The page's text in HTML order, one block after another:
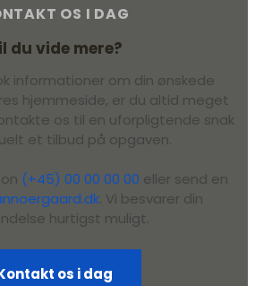
OS I DAG
du vide mere?
informationer om din ønskede
hjemmeside, er du altid meget
os til en uforpligtende snak
et tilbud på opgaven.
(+45) 00 00 00 00 eller send en
. Vi besvarer din
hurtigst muligt.
os i dag